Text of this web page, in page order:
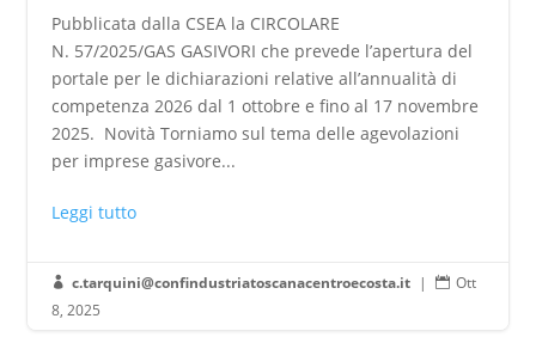
Pubblicata dalla CSEA la CIRCOLARE
N. 57/2025/GAS GASIVORI che prevede l’apertura del
portale per le dichiarazioni relative all’annualità di
competenza 2026 dal 1 ottobre e fino al 17 novembre
2025. Novità Torniamo sul tema delle agevolazioni
per imprese gasivore...
Leggi tutto
 c.tarquini@confindustriatoscanacentroecosta.it |  Ott
8, 2025